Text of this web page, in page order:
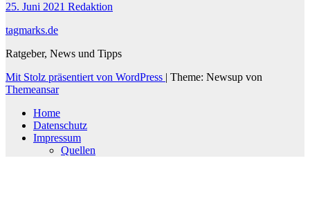
25. Juni 2021 Redaktion
tagmarks.de
Ratgeber, News und Tipps
Mit Stolz präsentiert von WordPress | Theme: Newsup von
Themeansar
Home
Datenschutz
Impressum
Quellen